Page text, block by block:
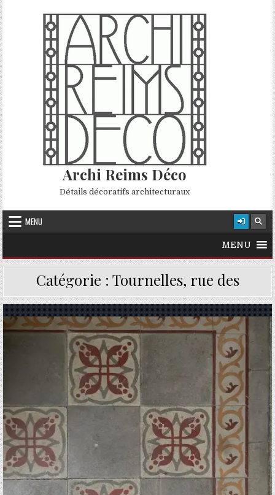
Skip to content
Archi Reims Déco
Détails décoratifs architecturaux
MENU
MENU
Catégorie : Tournelles, rue des
Posted in